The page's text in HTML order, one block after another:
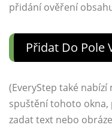
přidání ověření
Přidat Do Pole
(EveryStep také
spuštění tohoto okna,
zadat text nebo